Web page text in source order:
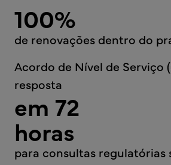
100%
de renovações dentro do
Acordo de Nível de Serviço
resposta
em 72
horas
para consultas regulatórias